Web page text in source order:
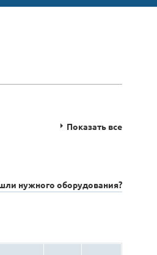
Показать все
нужного оборудования?